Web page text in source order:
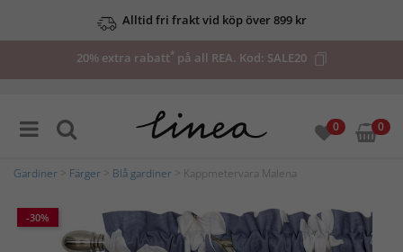
Alltid fri frakt vid köp över 899 kr
20% extra rabatt*på all REA. Kod: SALE20
0 0
Gardiner Färger Blå gardiner > Kappmetervara Malena
-30%